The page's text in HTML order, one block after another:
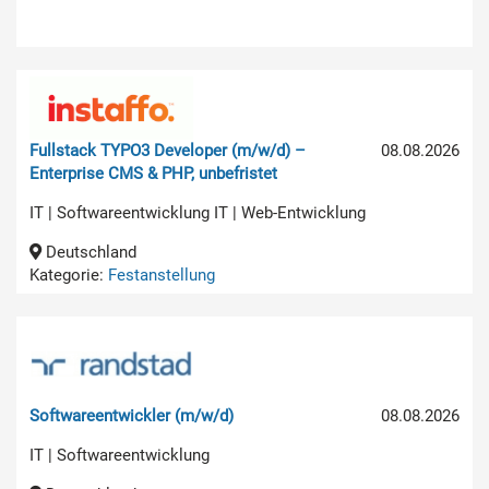
08.08.2026
Fullstack TYPO3 Developer (m/w/d) –
Enterprise CMS & PHP, unbefristet
IT | Softwareentwicklung IT | Web-Entwicklung
Deutschland
Kategorie: Festanstellung
08.08.2026
Softwareentwickler (m/w/d)
IT | Softwareentwicklung